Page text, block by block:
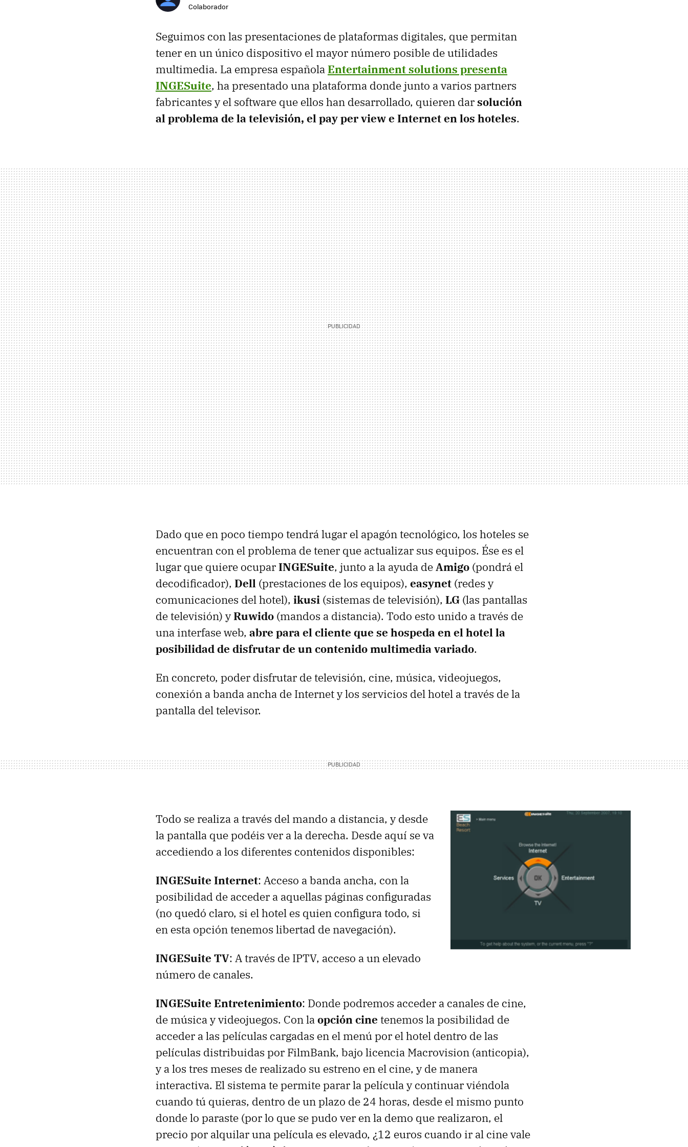
Colaborador
Seguimos con las presentaciones de plataformas digitales, que permitan
tener en un único dispositivo el mayor número posible de utilidades
multimedia. La empresa españolaEntertainment solutions presenta
INGESuite, ha presentado una plataforma donde junto a varios partners
fabricantes y el software que ellos han desarrollado, quieren darsolución
al problema de la televisión, el pay per view e Internet en los hoteles.
Dado que en poco tiempo tendrá lugar el apagón tecnológico, los hoteles se
encuentran con el problema de tener que actualizar sus equipos. Ése es el
lugar que quiere ocuparINGESuite, junto a la ayuda deAmigo (pondrá el
decodificador), Dell (prestaciones de los equipos), easynet (redes y
comunicaciones del hotel), ikusi (sistemas de televisión), LG (las pantallas
de televisión) yRuwido (mandos a distancia). Todo esto unido a través de
una interfase web, abre para el cliente que se hospeda en el hotel la
posibilidad de disfrutar de un contenido multimedia variado.
En concreto, poder disfrutar de televisión, cine, música, videojuegos,
conexión a banda ancha de Internet y los servicios del hotel a través de la
pantalla del televisor.
Todo se realiza a través del mando a distancia, y desde
la pantalla que podéis ver a la derecha. Desde aquí se va
accediendo a los diferentes contenidos disponibles:
INGESuite Internet: Acceso a banda ancha, con la
posibilidad de acceder a aquellas páginas configuradas
(no quedó claro, si el hotel es quien configura todo, si
en esta opción tenemos libertad de navegación).
INGESuite TV: A través de IPTV, acceso a un elevado
número de canales.
INGESuite Entretenimiento: Donde podremos acceder a canales de cine,
de música y videojuegos. Con laopción cine tenemos la posibilidad de
acceder a las películas cargadas en el menú por el hotel dentro de las
películas distribuidas por FilmBank, bajo licencia Macrovision (anticopia),
y a los tres meses de realizado su estreno en el cine, y de manera
interactiva. El sistema te permite parar la película y continuar viéndola
cuando tú quieras, dentro de un plazo de 24 horas, desde el mismo punto
donde lo paraste (por lo que se pudo ver en la demo que realizaron, el
precio por alquilar una película es elevado, ¿12 euros cuando ir al cine vale